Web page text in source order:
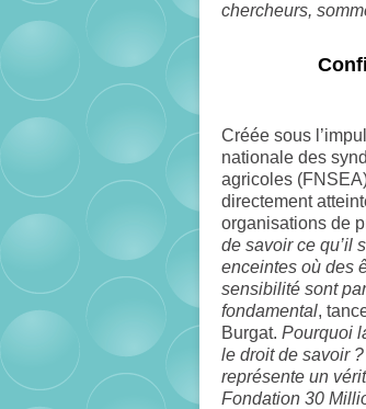
chercheurs,
Créée sous
nationale des
agricoles
directement
organisations de
de savoir ce qu’il
enceintes où des
sensibilité sont
fondamental,
Burgat. Pourquoi
le droit de savoir
représente un
Fondation 30